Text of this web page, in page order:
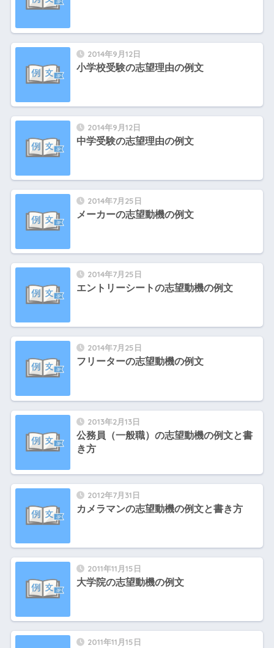
2014年9月12日
小学校受験の志望理由の例文
2014年9月12日
中学受験の志望理由の例文
2014年7月25日
メーカーの志望動機の例文
2014年7月25日
エントリーシートの志望動機の例文
2014年7月25日
フリーターの志望動機の例文
2013年2月13日
公務員（一般職）の志望動機の例文と書
き方
2012年7月31日
カメラマンの志望動機の例文と書き方
2011年11月15日
大学院の志望動機の例文
2011年11月15日